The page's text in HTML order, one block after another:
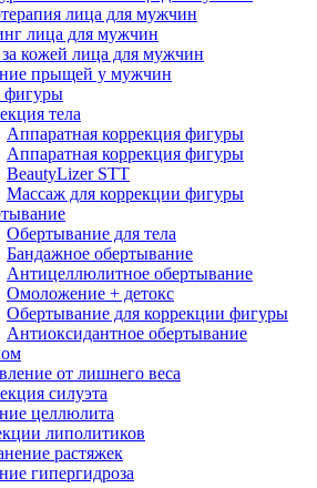
лица для мужчин
лица для мужчин
кожей лица для мужчин
прыщей у мужчин
фигуры
тела
Аппаратная коррекция фигуры
Аппаратная коррекция фигуры
BeautyLizer STT
Массаж для коррекции фигуры
Обертывание для тела
Бандажное обертывание
Антицеллюлитное обертывание
Омоложение + детокс
Обертывание для коррекции фигуры
Антиоксидантное обертывание
от лишнего веса
силуэта
целлюлита
липолитиков
растяжек
гипергидроза